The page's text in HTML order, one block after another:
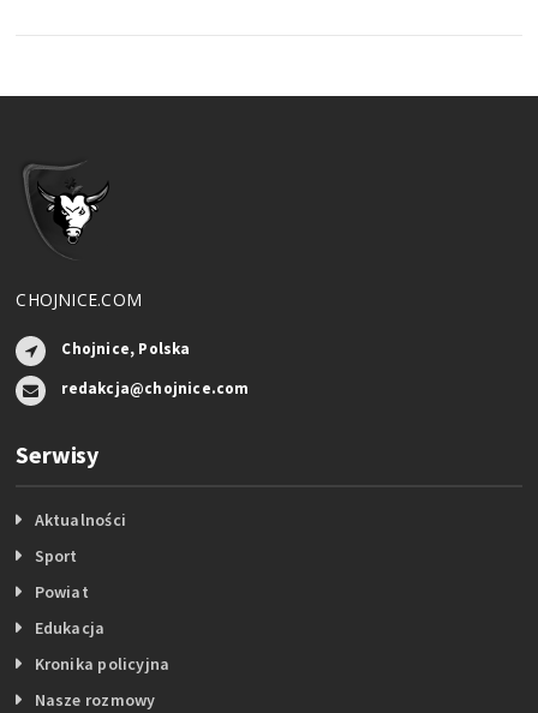
CHOJNICE.COM
Chojnice, Polska
redakcja@chojnice.com
Serwisy
Aktualności
Sport
Powiat
Edukacja
Kronika policyjna
Nasze rozmowy